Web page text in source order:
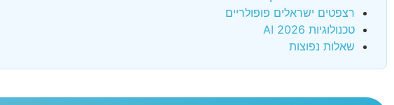
רצפטים ישראלים פופולריים
טכנולוגיות AI 2026
שאלות נפוצות